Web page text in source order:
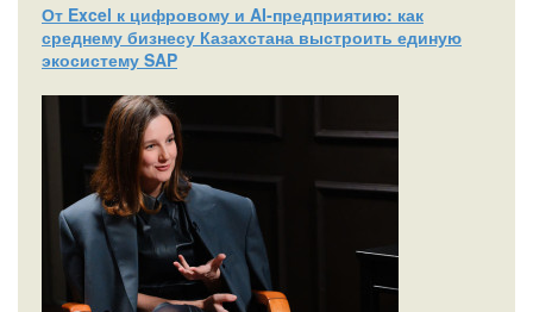
От Excel к цифровому и AI‑предприятию: как
среднему бизнесу Казахстана выстроить единую
экосистему SAP